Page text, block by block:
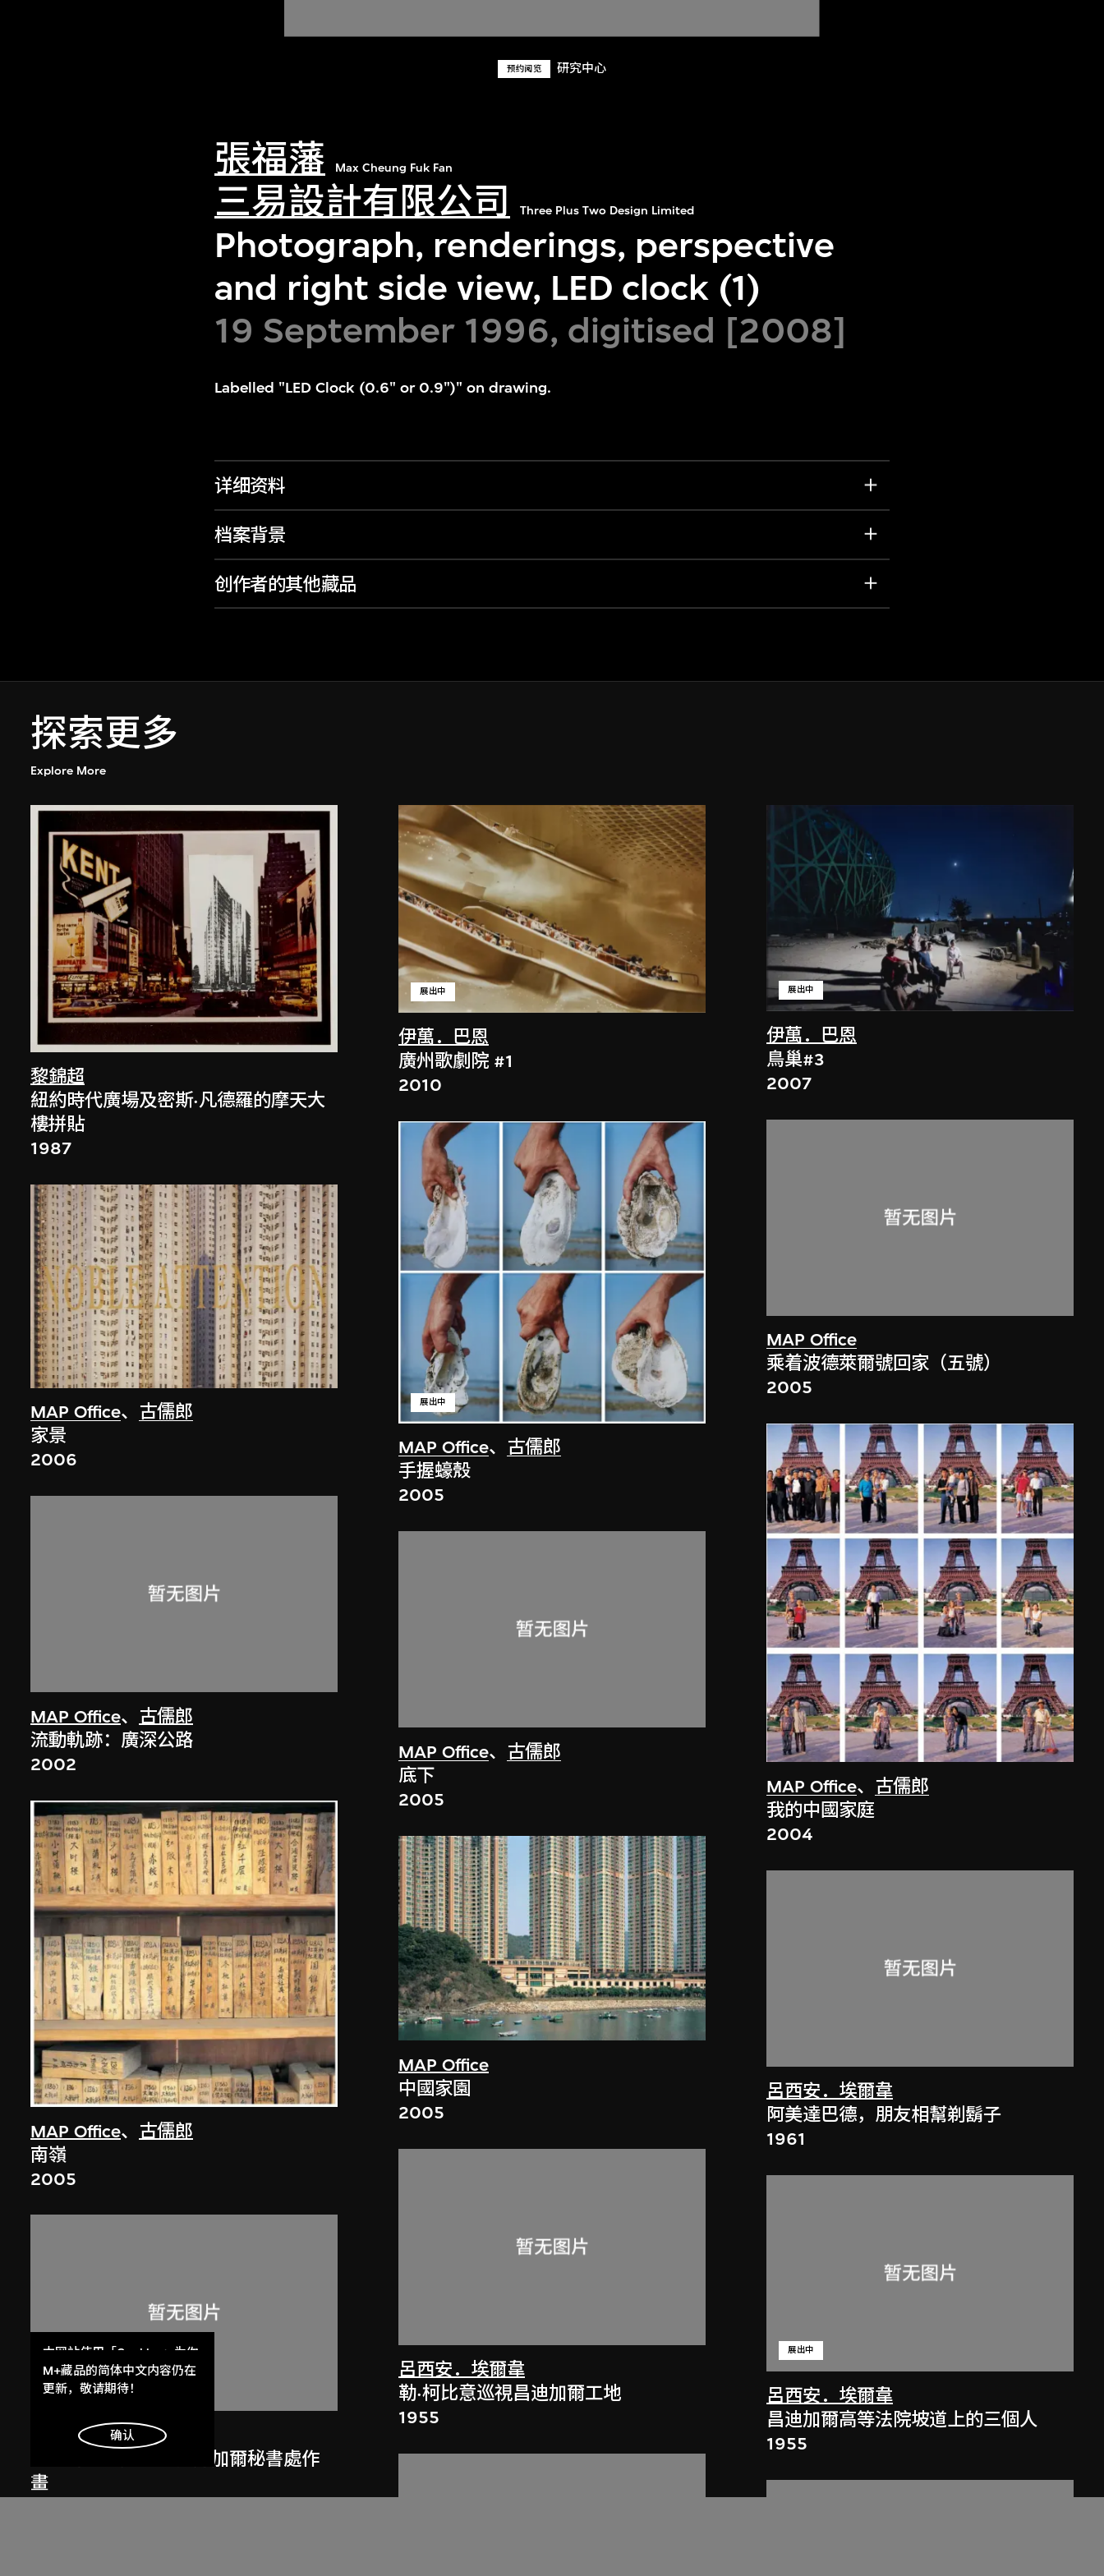
预约阅览 研究中心
張福藩 Max Cheung Fuk Fan
三易設計有限公司 Three Plus Two Design Limited
Photograph, renderings, perspective
and right side view, LED clock (1)
19 September 1996, digitised [2008]
Labelled "LED Clock (0.6" or 0.9")" on drawing.
详细资料
档案背景
创作者的其他藏品
探索更多
Explore More
黎錦超
紐約時代廣場及密斯·凡德羅的摩天大
樓拼貼
1987
MAP Office、 古儒郎
家景
2006
MAP Office、 古儒郎
流動軌跡：廣深公路
2002
MAP Office、 古儒郎
南嶺
2005
呂西安．埃爾韋
勒．柯比意於印度昌迪加爾秘書處作
畫
伊萬．巴恩
展出中
廣州歌劇院 #1
2010
MAP Office、 古儒郎
展出中
手握蠔殼
2005
MAP Office、 古儒郎
底下
2005
MAP Office
中國家園
2005
呂西安．埃爾韋
勒·柯比意巡視昌迪加爾工地
1955
伊萬．巴恩
展出中
鳥巢#3
2007
MAP Office
乘着波德萊爾號回家（五號）
2005
MAP Office、 古儒郎
我的中國家庭
2004
呂西安．埃爾韋
阿美達巴德，朋友相幫剃鬍子
1961
呂西安．埃爾韋
展出中
昌迪加爾高等法院坡道上的三個人
1955
本网站使用「Cookies」为你
提供最好的网站体验。
了解更多
明白
M+藏品的简体中文内容仍在
更新，敬请期待！
确认